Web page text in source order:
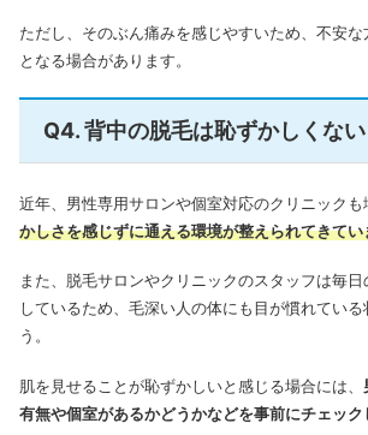
ただし、そのぶん痛みを感じやすいため、不安
となる場合があります。
Q4. 背中の脱毛は恥ずかしくない
近年、男性専用サロンや個室対応のクリニックも
かしさを感じずに通える環境が整えられてきてい
また、脱毛サロンやクリニックのスタッフは毎
しているため、毛深い人の体にも目が慣れている
う。
肌を見せることが恥ずかしいと感じる場合には、
有無や個室があるかどうかなどを事前にチェック